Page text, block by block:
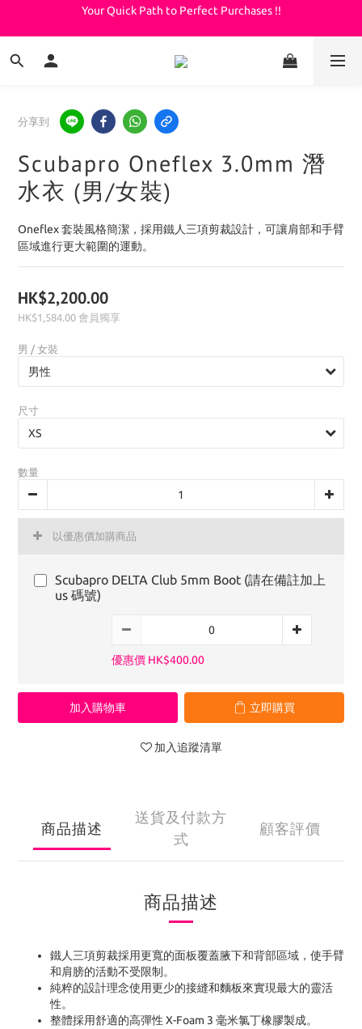
Welcome to KeepDiving.com
Your Quick Path to Perfect Purchases !!
分享到
Scubapro Oneflex 3.0mm 潛
水衣 (男/女裝)
Oneflex 套裝風格簡潔，採用鐵人三項剪裁設計，可讓肩部和手臂
區域進行更大範圍的運動。
HK$2,200.00
HK$1,584.00 會員獨享
男 / 女裝
尺寸
數量
以優惠價加購商品
Scubapro DELTA Club 5mm Boot (請在備註加上
us 碼號)
優惠價 HK$400.00
加入購物車 立即購買
加入追蹤清單
商品描述
送貨及付款方
式
顧客評價
商品描述
鐵人三項剪裁採用更寬的面板覆蓋腋下和背部區域，使手臂
和肩膀的活動不受限制。
純粹的設計理念使用更少的接縫和麵板來實現最大的靈活
性。
整體採用舒適的高彈性 X-Foam 3 毫米氯丁橡膠製成。